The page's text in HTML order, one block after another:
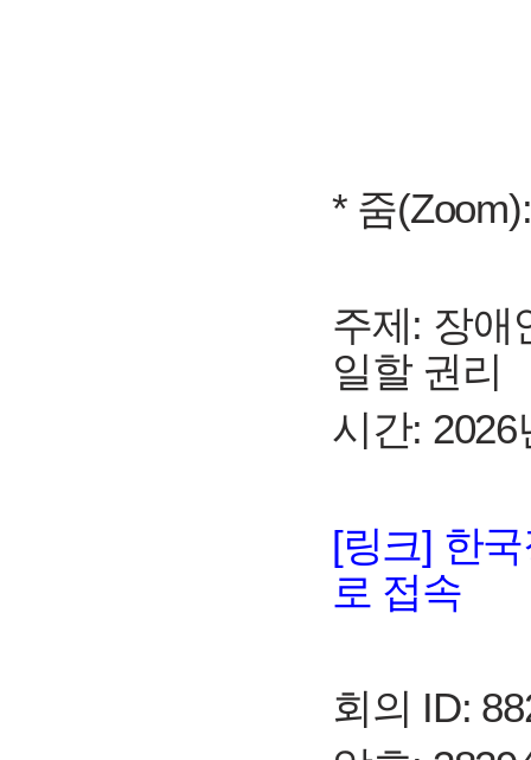
* 줌(Zoom):
주제: 장애
일할 권리
시간:
[링크] 한
로 접속
회의 ID: